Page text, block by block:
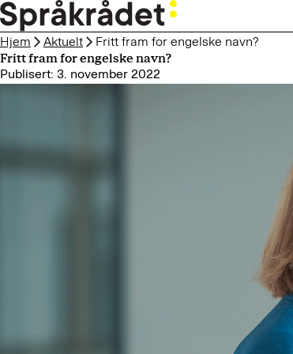
HOPP
TIL
HOVEDINNHOLD
Hjem
Aktuelt
Fritt fram for engelske navn?
Fritt fram for engelske navn?
Publisert: 3. november 2022